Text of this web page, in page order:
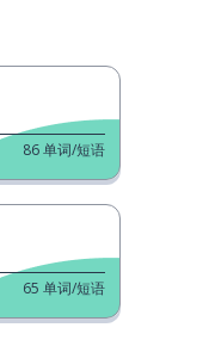
86单词/短语
65 单词/短语